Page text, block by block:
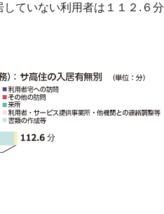
ていない利用者は１１２.６分